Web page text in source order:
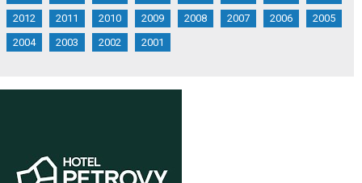
2012
2011 2010 2009 2008 2007 2006
2005
2004
2003 2002 2001